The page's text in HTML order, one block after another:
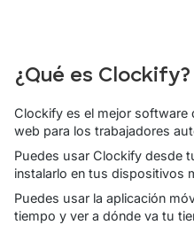
¿Qué es Clockify?
Clockify es el mejor software
web para los trabajadores
Puedes usar Clockify desde
instalarlo en tus dispositivos
Puedes usar la aplicación
tiempo y ver a dónde va tu